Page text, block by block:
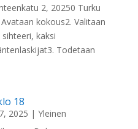
2, 20250 Turku
kokous2. Valitaan
kaksi
Todetaan
18
2025 | Yleinen